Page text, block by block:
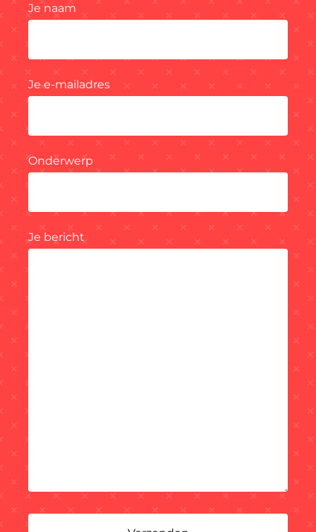
Je naam
Je e-mailadres
Onderwerp
Je bericht